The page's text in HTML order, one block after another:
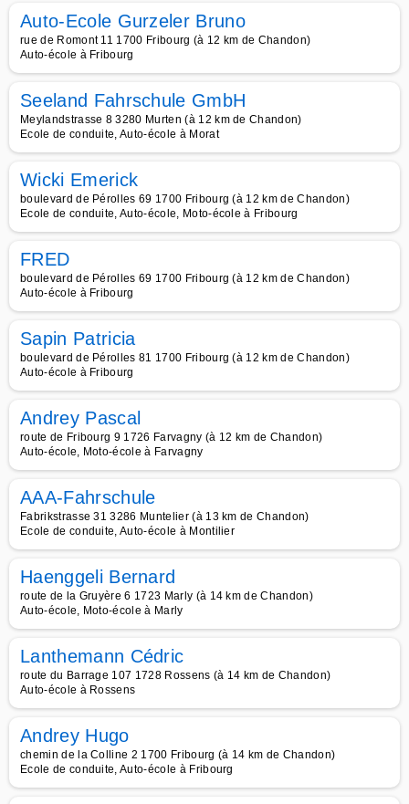
Auto-Ecole Gurzeler Bruno
rue de Romont 11 1700 Fribourg (à 12 km de Chandon)
Auto-école à Fribourg
Seeland Fahrschule GmbH
Meylandstrasse 8 3280 Murten (à 12 km de Chandon)
Ecole de conduite, Auto-école à Morat
Wicki Emerick
boulevard de Pérolles 69 1700 Fribourg (à 12 km de Chandon)
Ecole de conduite, Auto-école, Moto-école à Fribourg
FRED
boulevard de Pérolles 69 1700 Fribourg (à 12 km de Chandon)
Auto-école à Fribourg
Sapin Patricia
boulevard de Pérolles 81 1700 Fribourg (à 12 km de Chandon)
Auto-école à Fribourg
Andrey Pascal
route de Fribourg 9 1726 Farvagny (à 12 km de Chandon)
Auto-école, Moto-école à Farvagny
AAA-Fahrschule
Fabrikstrasse 31 3286 Muntelier (à 13 km de Chandon)
Ecole de conduite, Auto-école à Montilier
Haenggeli Bernard
route de la Gruyère 6 1723 Marly (à 14 km de Chandon)
Auto-école, Moto-école à Marly
Lanthemann Cédric
route du Barrage 107 1728 Rossens (à 14 km de Chandon)
Auto-école à Rossens
Andrey Hugo
chemin de la Colline 2 1700 Fribourg (à 14 km de Chandon)
Ecole de conduite, Auto-école à Fribourg